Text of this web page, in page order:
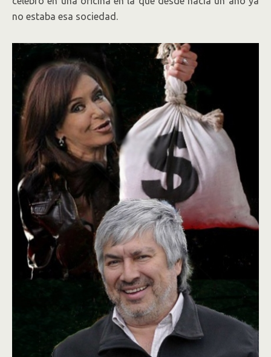
no estaba esa sociedad.